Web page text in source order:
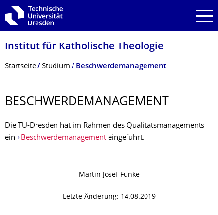
Zur Hauptnavigation springen
Zur Suche springen
Zum Inhalt springen
Institut für Katholische Theologie
Breadcrumb-Menü
Startseite Studium Beschwerdemanagement
BESCHWERDEMANA­GEMENT
Die TU-Dresden hat im Rahmen des Qualitätsmanagements
ein
Beschwerdemanagementeingeführt.
Martin Josef Funke
Letzte Änderung: 14.08.2019